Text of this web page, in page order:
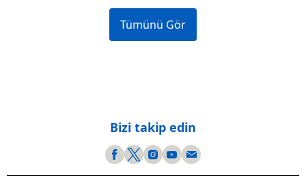
Tümünü Gör
Bizi takip edin